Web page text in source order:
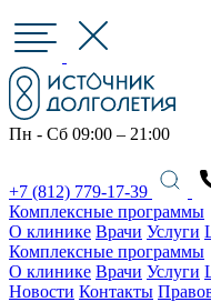
Пн - Сб 09:00 – 21:00
+7 (812) 779-17-39
Комплексные программы
О клинике Врачи Услуги
Комплексные программы
О клинике Врачи Услуги
Новости Контакты